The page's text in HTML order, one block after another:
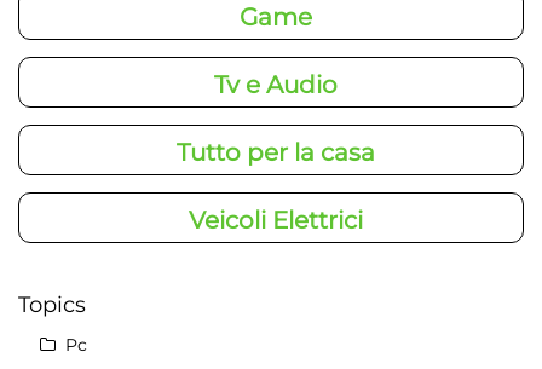
Game
Tv e Audio
Tutto per la casa
Veicoli Elettrici
Topics
Pc